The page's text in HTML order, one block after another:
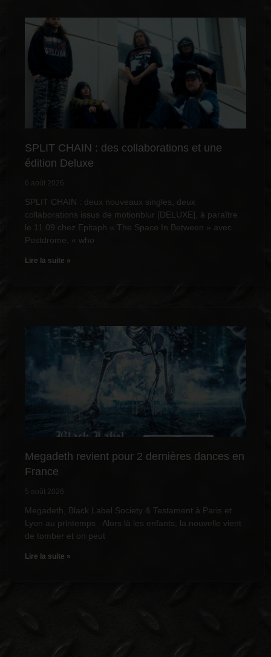
SPLIT CHAIN : des collaborations et une
édition Deluxe
6 août 2026
SPLIT CHAIN : deux nouveaux singles, deux
collaborations issus de motionblur [DELUXE], à paraître
le 11.09 chez Epitaph « The Space In Between » avec
Postdrome, « who
Lire la suite »
Megadeth revient pour 2 dernières dances en
France
5 août 2026
Megadeth, Black Label Society & Testament à Paris et
Lyon au printemps Alors là les enfants, la nouvelle vient
de tomber et on peut
Lire la suite »